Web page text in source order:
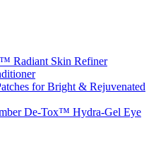
Radiant Skin Refiner
for Bright & Rejuvenated
De-Tox™ Hydra-Gel Eye